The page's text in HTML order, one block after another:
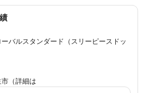
バルスタンダード（スリーピースドッ
（詳細は